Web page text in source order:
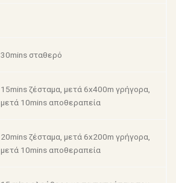
30mins σταθερό
15mins ζέσταμα, μετά 6x400m γρήγορα,
μετά 10mins αποθεραπεία
20mins ζέσταμα, μετά 6x200m γρήγορα,
μετά 10mins αποθεραπεία